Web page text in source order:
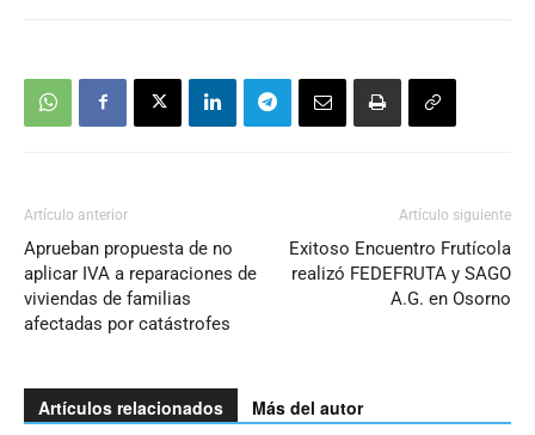
Artículo anterior
Aprueban propuesta de no
aplicar IVA a reparaciones de
viviendas de familias
afectadas por catástrofes
Artículo siguiente
Exitoso Encuentro Frutícola
realizó FEDEFRUTA y SAGO
A.G. en Osorno
Artículos relacionados Más del autor